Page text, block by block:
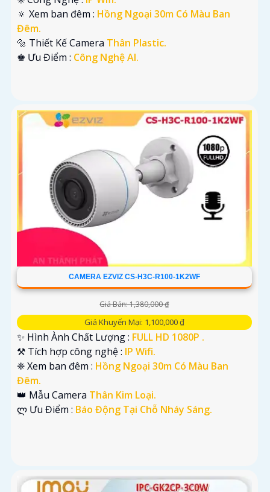
🔅 Xem ban đêm : Hồng Ngoại 30m Có Màu Ban
Đêm.
🔩 Thiết Kế Camera Thân Plastic.
️♚ Ưu Điểm : Công Nghệ AI.
CAMERA EZVIZ CS-H3C-R100-1K2WF
Giá Bán: 1,380,000 ₫
Giá Khuyến Mại: 1,100,000 ₫
✨ Hình Ành Chất Lượng : FULL HD 1080P .
⚒ Tích hợp công nghệ : IP Wifi.
❈ Xem ban đêm : Hồng Ngoại 30m Có Màu Ban
Đêm.
👑 Mẫu Camera Thân Kim Loại.
️ლ Ưu Điểm : Báo Động Tại Chỗ Nháy Sáng.